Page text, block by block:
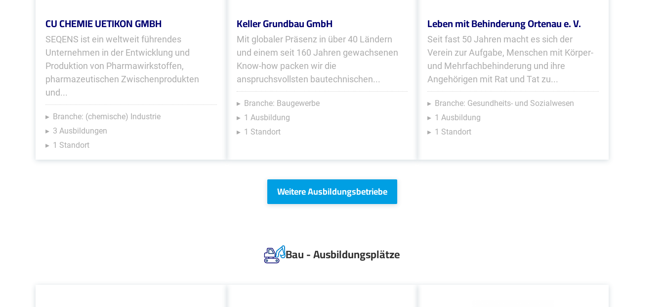
CU CHEMIE UETIKON GMBH
SEQENS ist ein weltweit führendes
Unternehmen in der Entwicklung und
Produktion von Pharma­wirk­stoffen,
pharma­zeutischen Zwischen­produkten
und...
Branche: (chemische) Industrie
3 Ausbildungen
1 Standort
Keller Grundbau GmbH
Mit globaler Präsenz in über 40 Ländern
und einem seit 160 Jahren gewachsenen
Know-how packen wir die
anspruchsvollsten bautechnischen...
Branche: Baugewerbe
1 Ausbildung
1 Standort
Leben mit Behinderung Ortenau e. V.
Seit fast 50 Jahren macht es sich der
Verein zur Aufgabe, Menschen mit Körper-
und Mehrfachbehinderung und ihre
Angehörigen mit Rat und Tat zu...
Branche: Gesundheits- und Sozialwesen
1 Ausbildung
1 Standort
Weitere Ausbildungsbetriebe
Bau - Ausbildungsplätze